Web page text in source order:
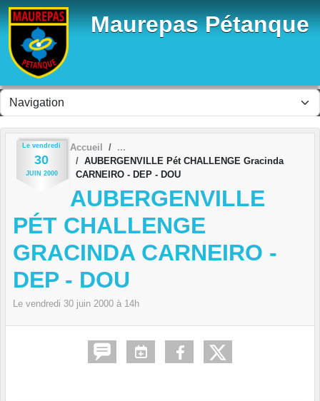
Maurepas Pétanque
Le vendredi
30
JUIN 2000
Accueil
AUBERGENVILLE Pét CHALLENGE Gracinda
CARNEIRO - DEP - DOU
AUBERGENVILLE
PÉT CHALLENGE
GRACINDA CARNEIRO -
DEP - DOU
Le vendredi 30 juin 2000 à 14h
Panneau de gestion des cookies